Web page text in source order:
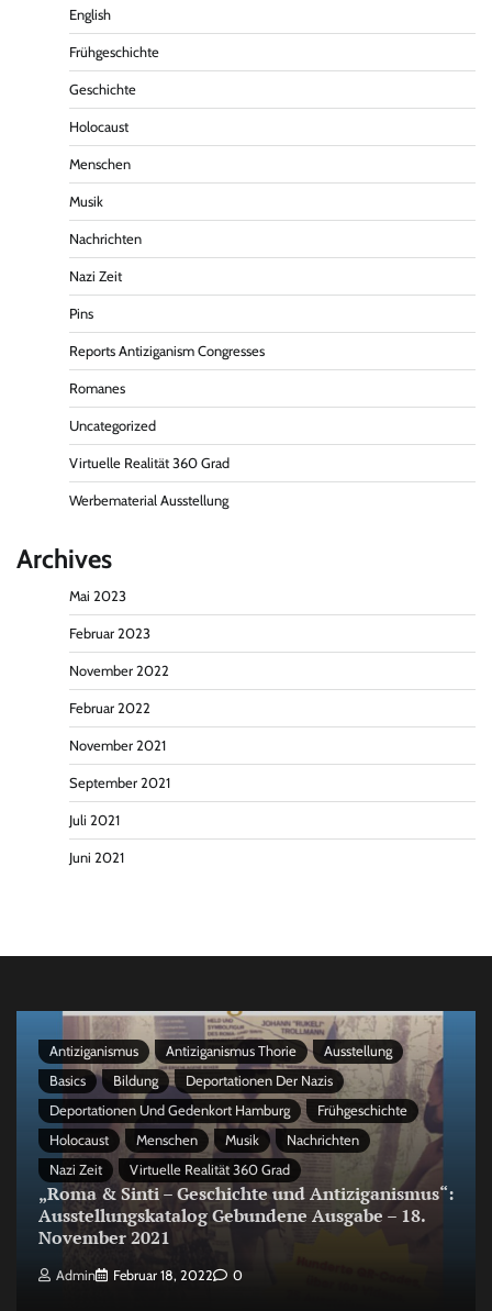
English
Frühgeschichte
Geschichte
Holocaust
Menschen
Musik
Nachrichten
Nazi Zeit
Pins
Reports Antiziganism Congresses
Romanes
Uncategorized
Virtuelle Realität 360 Grad
Werbematerial Ausstellung
Archives
Mai 2023
Februar 2023
November 2022
Februar 2022
November 2021
September 2021
Juli 2021
Juni 2021
Antiziganismus Antiziganismus Thorie
Ausstellung
Basics
Bildung
Deportationen Der Nazis
Deportationen Und Gedenkort Hamburg
Frühgeschichte
Holocaust
Menschen Musik
Nachrichten
Nazi Zeit
Virtuelle Realität 360 Grad
„Roma & Sinti – Geschichte und Antiziganismus“:
Ausstellungskatalog Gebundene Ausgabe – 18.
November 2021
Admin Februar 18, 2022 0